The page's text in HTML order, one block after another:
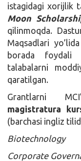
istagidagi xorijlik
Moon
qilinmoqda.
Maqsadlari
borada foydali
talabalarni
qaratilgan.
Grantlarni
magistratura
(barchasi ingliz
Biotechnology
Corporate